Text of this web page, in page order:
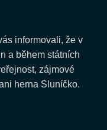
informovali, že v
a během státních
zájmové
herna Sluníčko.